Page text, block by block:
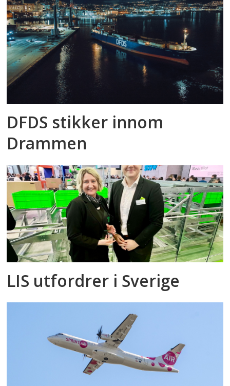
DFDS stikker innom
Drammen
LIS utfordrer i Sverige